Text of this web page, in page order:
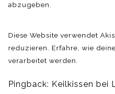
abzugeben.
Diese Website verwendet
reduzieren. Erfahre, wie
verarbeitet werden.
Pingback: Keilkissen bei